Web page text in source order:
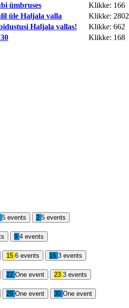
ümbruses
Klikke: 166
üle Haljala valla
Klikke: 2802
Haljala vallas!
Klikke: 662
Klikke: 168
5 events 2 5 events
9 4 events
15 6 events 16 3 events
22 One event 23 3 events
29 One event 30 One event